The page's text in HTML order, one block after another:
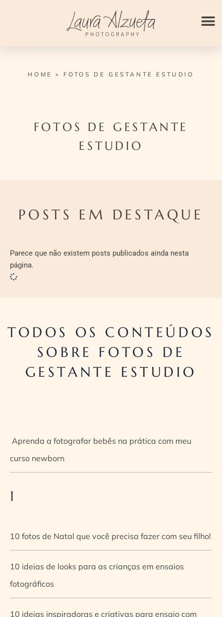
HOME » FOTOS DE GESTANTE ESTUDIO
FOTOS DE GESTANTE
ESTUDIO
POSTS EM DESTAQUE
Parece que não existem posts publicados ainda nesta
página.
TODOS OS CONTEÚDOS
SOBRE FOTOS DE
GESTANTE ESTUDIO
Aprenda a fotografar bebês na prática com meu
curso newborn
1
10 fotos de Natal que você precisa fazer com seu filho!
10 ideias de looks para as crianças em ensaios
fotográficos
10 ideias inspiradoras e criativas para ensaio com